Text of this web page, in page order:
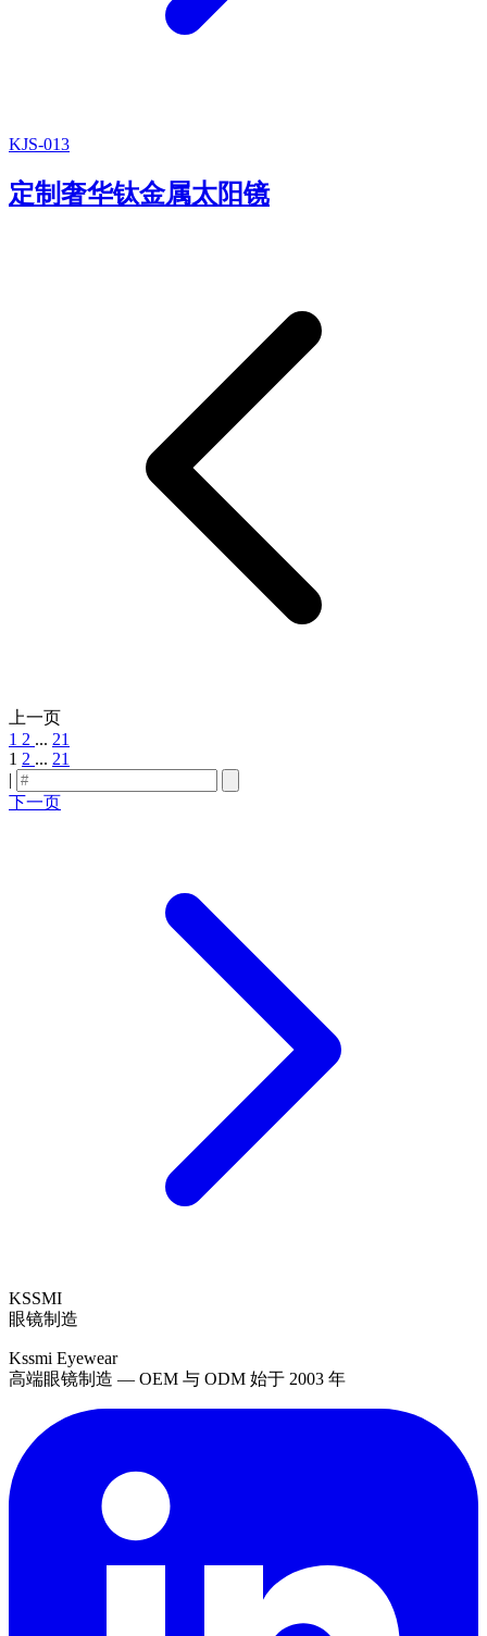
KJS-013
定制奢华钛金属太阳镜
上一页
1 2 ... 21
1 2 ... 21
|
下一页
KSSMI
眼镜制造
Kssmi Eyewear
高端眼镜制造 — OEM 与 ODM 始于 2003 年